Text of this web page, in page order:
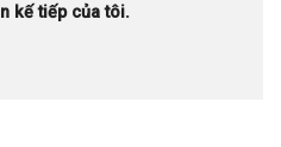
kế tiếp của tôi.